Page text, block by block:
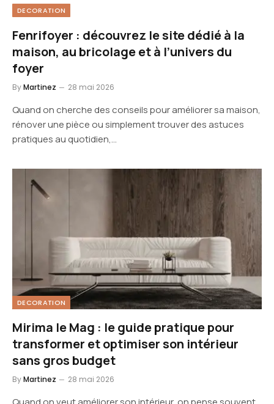
DECORATION
Fenrifoyer : découvrez le site dédié à la
maison, au bricolage et à l’univers du
foyer
ByMartinez 28 mai 2026
Quand on cherche des conseils pour améliorer sa maison,
rénover une pièce ou simplement trouver des astuces
pratiques au quotidien,…
DECORATION
Mirima le Mag : le guide pratique pour
transformer et optimiser son intérieur
sans gros budget
ByMartinez 28 mai 2026